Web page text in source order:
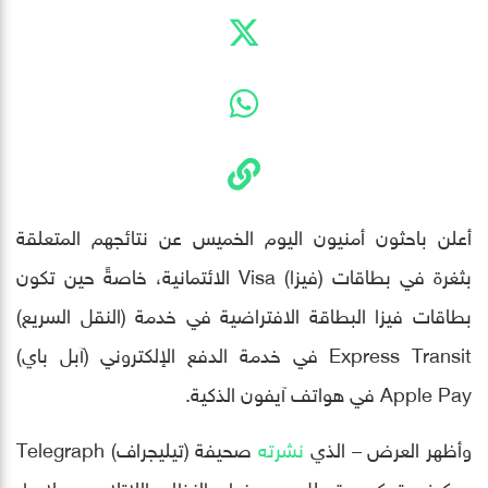
أعلن باحثون أمنيون اليوم الخميس عن نتائجهم المتعلقة
بثغرة في بطاقات (فيزا) Visa الائتمانية، خاصةً حين تكون
بطاقات فيزا البطاقة الافتراضية في خدمة (النقل السريع)
Express Transit في خدمة الدفع الإلكتروني (آبل باي)
Apple Pay في هواتف آيفون الذكية.
وأظهر العرض – الذي نشرته
صحيفة (تيليجراف) Telegraph